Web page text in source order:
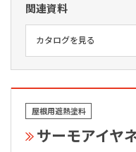
関連資料
カタログを見る
屋根用遮熱塗料
サーモアイヤ